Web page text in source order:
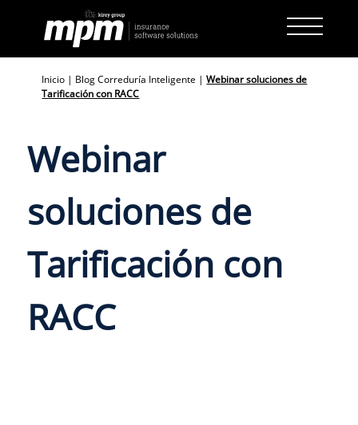
content
Inicio | Blog Correduría Inteligente |Webinar soluciones de
Tarificación con RACC
Webinar
soluciones de
Tarificación con
RACC